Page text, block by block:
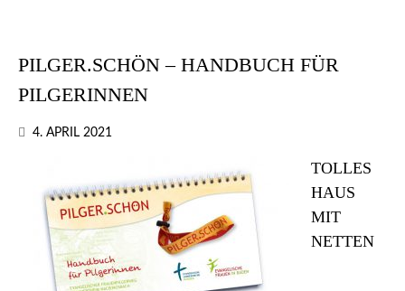
PILGER.SCHÖN – HANDBUCH FÜR
PILGERINNEN
4. APRIL 2021
TOLLES
HAUS
MIT
NETTEN